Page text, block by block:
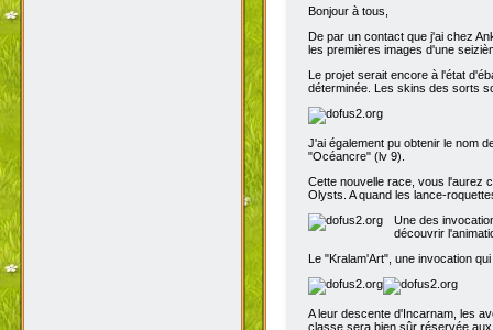
Bonjour à tous,
De par un contact que j'ai chez
les premières images d'une
Le projet serait encore à l'état
déterminée. Les skins des sorts
J'ai également pu obtenir le nom
"Océancre" (lv 9).
Cette nouvelle race, vous l'aurez
Olysts. A quand les lance-
Une des
découvrir
Le "Kralam'Art", une invocation
A leur descente d'Incarnam, les
classe sera bien sûr réservée